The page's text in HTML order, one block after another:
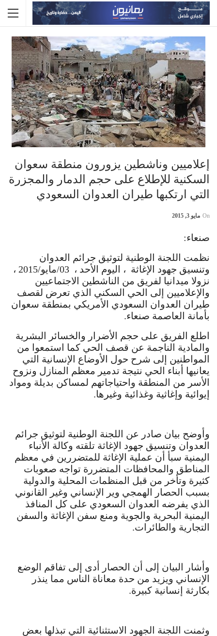
إعلاميين وناشطين يزورون منطقة سعوان
السكنية للإطلاع على حجم الدمار والمجزرة
التي ارتكبها طيران العدوان السعودي
On مايو 3, 2015
صنعاء:
نظمت اللجنة الوطنية لتوثيق جرائم العدوان
وتنسيق جهود الإغاثة ، اليوم الأحد ، 03/مايو/2015 ،
نزولا ميدانيا لفريق من الناشطين الاجتماعيين
والإعلاميين إلى الحي السكني الذي تعرض لقصف
طيران العدوان السعودي الأمريكي بمنطقة سعوان
بأمانة العاصمة صنعاء.
اطلع الفريق على حجم الأضرار والخسائر البشرية
والمادية الناجمة عن قصف الحي كما استمعوا من
المواطنين إلى شرح حول الأوضاع الإنسانية التي
يعانيها أبناء الحي نتيجة تدمير معظم المنازل ونزوح
الأسر من المنطقة واحتياجاتهم لمساكن بديلة ومواد
إيوائية وإغاثية وغذائية وغيرها.
وأوضح بيان صادر عن اللجنة الوطنية لتوثيق جرائم
العدوان وتنسيق جهود الإغاثة تلقته وكالة الأنباء
اليمنية سبأ أن عملية الإغاثة للمتضررين في معظم
المناطق والمحافظات المتضررة تواجه صعوبات
كثيرة وتأخر من قبل المنظمات المحلية والدولية
بسبب الحصار الهمجي وير الإنساني وغير القانوني
الذي يفرضه العدوان السعودي على كل المنافذ
اليمنية البحرية والجوية ومنع سفن الإغاثة والسفن
التجارية والطائرات.
وأشار البيان إلى أن الحصار أدى إلى تفاقم الوضع
الإنساني ويزيد من حدة معاناة الناس مما ينذر
بكارثة إنسانية كبيرة.
وثمنت اللجنة الجهود الاستثنائية التي تبذلها بعض